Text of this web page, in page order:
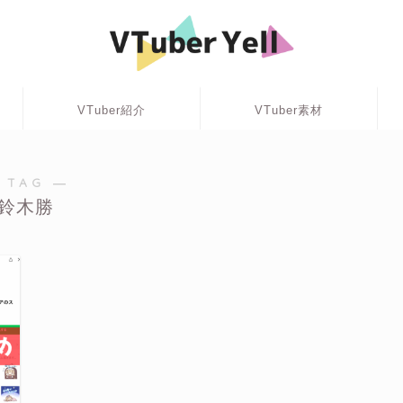
VTuber紹介 VTuber素材
―
木勝